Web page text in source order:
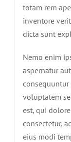
totam rem
inventore
dicta sunt
Nemo enim
aspernatur
voluptatem
est, qui
consectetur,
eius modi